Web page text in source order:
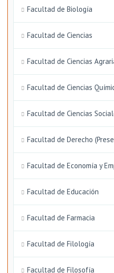
Facultad de Biología
Facultad de Ciencias
Facultad de Ciencias
Facultad de Ciencias
Facultad de Ciencias
Facultad de Derecho
Facultad de Economía y
Facultad de Educación
Facultad de Farmacia
Facultad de Filología
Facultad de Filosofía